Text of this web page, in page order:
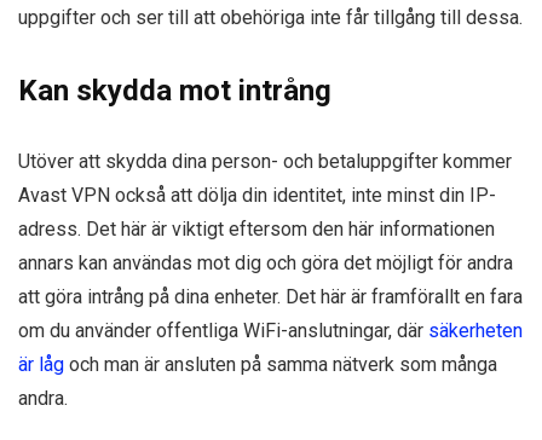
uppgifter och ser till att obehöriga inte får tillgång till dessa.
Kan skydda mot intrång
Utöver att skydda dina person- och betaluppgifter kommer
Avast VPN också att dölja din identitet, inte minst din IP-
adress. Det här är viktigt eftersom den här informationen
annars kan användas mot dig och göra det möjligt för andra
att göra intrång på dina enheter. Det här är framförallt en fara
om du använder offentliga WiFi-anslutningar, där säkerheten
är låg och man är ansluten på samma nätverk som många
andra.